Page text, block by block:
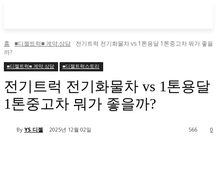
홈 ■디젤트럭■ 계약.상담
전기트럭 전기화물차 vs 1톤용달 1톤중고차 뭐가 좋을
까?
■디젤트럭■ 계약.상담 ■디젤트럭스토리
전기트럭 전기화물차 vs 1톤용달
1톤중고차 뭐가 좋을까?
By YS 디젤 2025년 12월 02일 0
566